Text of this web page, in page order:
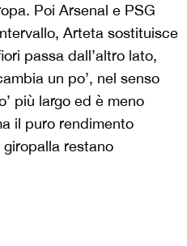
Poi Arsenal e PSG
Arteta sostituisce
passa dall’altro lato,
un po’, nel senso
più largo ed è meno
il puro rendimento
restano